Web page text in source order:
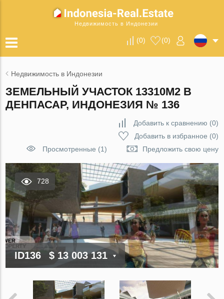
Недвижимость в Индонезии
(0) (0)
Недвижимость в Индонезии
ЗЕМЕЛЬНЫЙ УЧАСТОК 13310М2 В
ДЕНПАСАР, ИНДОНЕЗИЯ № 136
Добавить к сравнению (0)
Добавить в избранное (0)
Просмотренные (1)
Предложить свою цену
728
ID136 $ 13 003 131